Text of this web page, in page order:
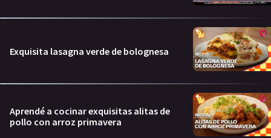
Exquisita lasagna verde de bolognesa
Aprendé a cocinar exquisitas alitas de
pollo con arroz primavera